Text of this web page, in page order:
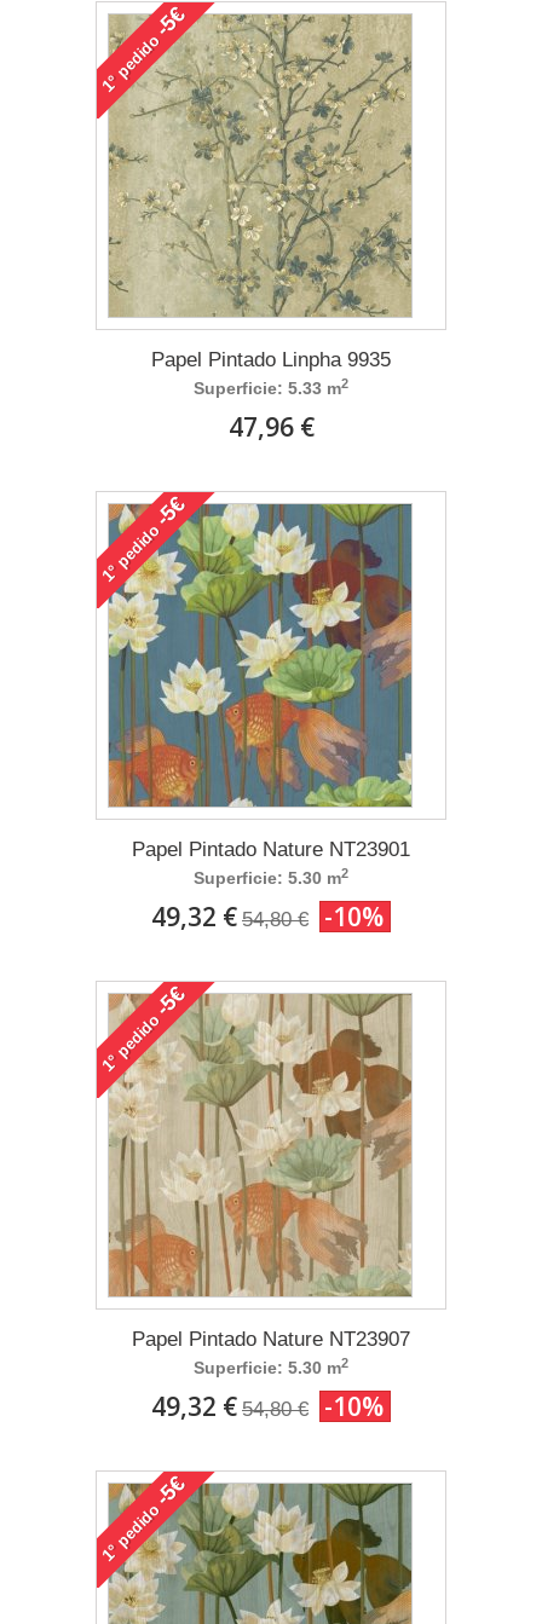
1°
pedido
-5€
Papel Pintado Linpha 9935
Superficie: 5.33 m2
47,96 €
1°
pedido
-5€
Papel Pintado Nature NT23901
Superficie: 5.30 m2
49,32 € 54,80 € -10%
1°
pedido
-5€
Papel Pintado Nature NT23907
Superficie: 5.30 m2
49,32 € 54,80 € -10%
1°
pedido
-5€